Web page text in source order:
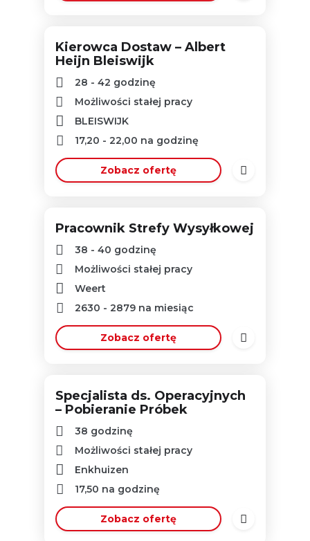
Kierowca Dostaw – Albert
Heijn Bleiswijk
28 - 42 godzinę
Możliwości stałej pracy
BLEISWIJK
17,20 - 22,00 na godzinę
Zobacz ofertę
Pracownik Strefy Wysyłkowej
38 - 40 godzinę
Możliwości stałej pracy
Weert
2630 - 2879 na miesiąc
Zobacz ofertę
Specjalista ds. Operacyjnych
– Pobieranie Próbek
38 godzinę
Możliwości stałej pracy
Enkhuizen
17,50 na godzinę
Zobacz ofertę